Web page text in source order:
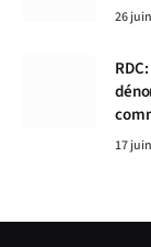
26
17